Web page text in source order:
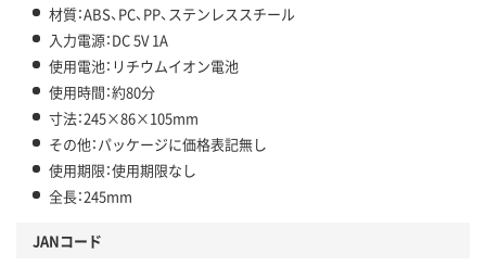
材質：ABS、PC、PP、ステンレススチール
入力電源：DC 5V 1A
使用電池：リチウムイオン電池
使用時間：約80分
寸法：245×86×105mm
その他：パッケージに価格表記無し
使用期限：使用期限なし
全長：245mm
JANコード